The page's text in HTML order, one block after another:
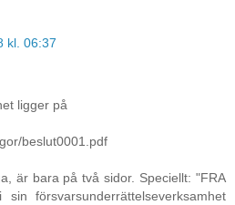
kl. 06:37
ligger på
beslut0001.pdf
är bara på två sidor. Speciellt: "FRA
försvarsunderrättelseverksamhet